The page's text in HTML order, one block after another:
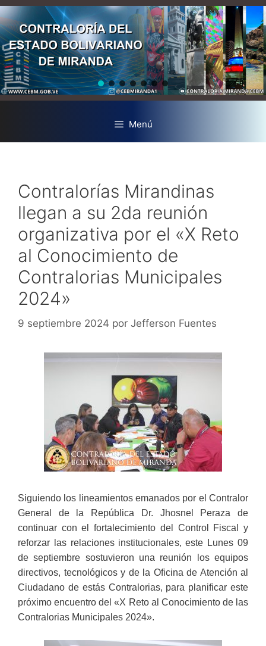
Menú
Contralorías Mirandinas
llegan a su 2da reunión
organizativa por el «X Reto
al Conocimiento de
Contralorias Municipales
2024»
9 septiembre 2024 por Jefferson Fuentes
Siguiendo los lineamientos emanados por el Contralor
General de la República Dr. Jhosnel Peraza de
continuar con el fortalecimiento del Control Fiscal y
reforzar las relaciones institucionales, este Lunes 09
de septiembre sostuvieron una reunión los equipos
directivos, tecnológicos y de la Oficina de Atención al
Ciudadano de estás Contralorias, para planificar este
próximo encuentro del «X Reto al Conocimiento de las
Contralorias Municipales 2024».